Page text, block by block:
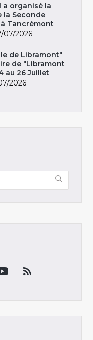
a organisé la
Seconde
Tancrémont
07/2026
de Libramont"
de "Libramont
au 26 Juillet
2026